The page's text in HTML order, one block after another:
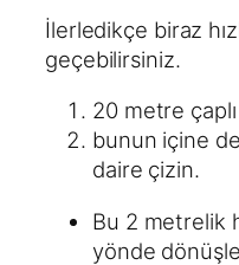
İlerledikçe biraz
geçebilirsiniz.
20 metre
bunun içine
daire çizin.
Bu 2 metrelik
yönde